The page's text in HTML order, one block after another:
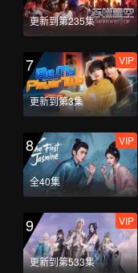
更新到第235集
7
更新到第3集
VIP
8
全40集
VIP
9
更新到第533集
VIP